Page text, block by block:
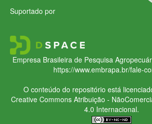
Suportado por
Empresa Brasileira de Pesquisa
https://www.embrapa.br/fale-
O conteúdo do repositório está
Creative CommonsAtribuição -
4.0 Internacional.